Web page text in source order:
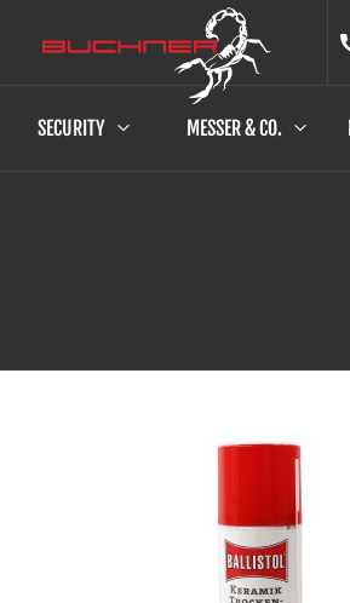
SECURITY MESSER & CO.